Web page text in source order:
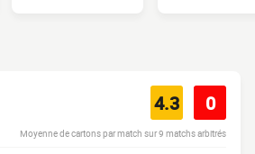
4.3 0
Moyenne de cartons par match sur 9 matchs arbitrés